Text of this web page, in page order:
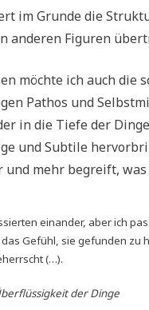
im Grunde die
anderen Figuren
möchte ich auch die
Pathos und
in die Tiefe der
und Subtile
und mehr begreift,
einander, aber ich
Gefühl, sie gefunden zu
(…).
der Dinge